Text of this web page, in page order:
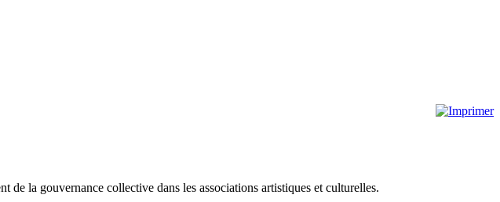
la gouvernance collective dans les associations artistiques et culturelles.